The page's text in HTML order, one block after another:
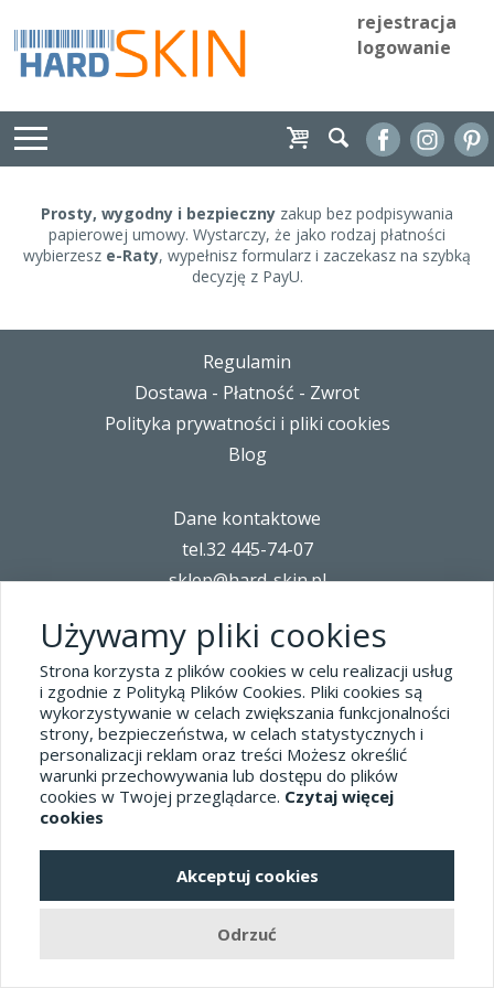
rejestracja
logowanie
Prosty, wygodny i bezpieczny zakup bez podpisywania
papierowej umowy. Wystarczy, że jako rodzaj płatności
wybierzesz e-Raty, wypełnisz formularz i zaczekasz na szybką
decyzję z PayU.
Regulamin
Dostawa - Płatność - Zwrot
Polityka prywatności i pliki cookies
Blog
Dane kontaktowe
tel.32 445-74-07
sklep@hard-skin.pl
Realizacja: KM7.pl
pełna wersja sklepu
Używamy pliki cookies
Strona korzysta z plików cookies w celu realizacji usług
i zgodnie z Polityką Plików Cookies. Pliki cookies są
wykorzystywanie w celach zwiększania funkcjonalności
strony, bezpieczeństwa, w celach statystycznych i
personalizacji reklam oraz treści Możesz określić
warunki przechowywania lub dostępu do plików
cookies w Twojej przeglądarce. Czytaj więcej
cookies
Akceptuj cookies
Odrzuć